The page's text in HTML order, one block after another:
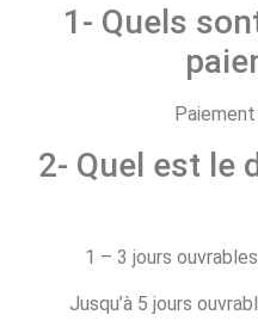
1- Quels
2- Quel est le
1 – 3 jours
Jusqu’à 5 jours